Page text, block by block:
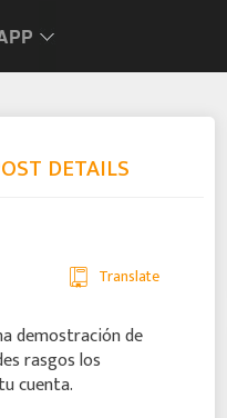
DETAILS
Translate
demostración de
rasgos los
cuenta.